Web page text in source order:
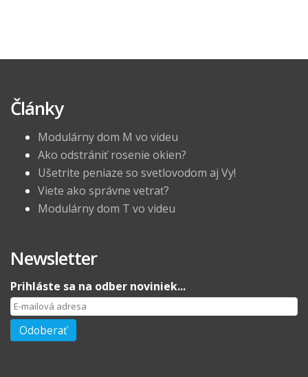
Články
Modulárny dom M vo videu
Ako odstrániť rosenie okien?
Ušetrite peniaze so svetlovodom aj Vy!
Viete ako správne vetrať?
Modulárny dom T vo videu
Newsletter
Prihláste sa na odber noviniek...